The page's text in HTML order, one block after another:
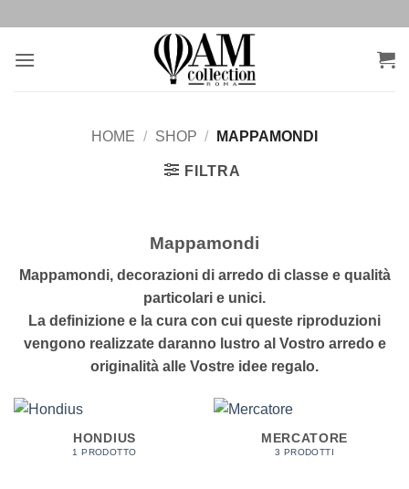
contenuti
HOME / SHOP / MAPPAMONDI
FILTRA
Mappamondi
Mappamondi, decorazioni di arredo di classe e qualità
particolari e unici.
La definizione e la cura con cui queste riproduzioni
vengono realizzate daranno lustro al Vostro arredo e
originalità alle Vostre idee regalo.
HONDIUS
1 PRODOTTO
MERCATORE
3 PRODOTTI